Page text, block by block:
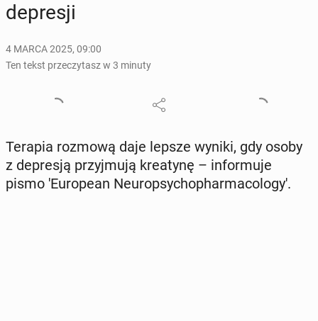
de­pre­sji
4 MARCA 2025, 09:00
Ten tekst przeczytasz w 3 minuty
Terapia rozmową daje lepsze wyniki, gdy osoby
z de­pre­sją przyj­mu­ją kre­aty­nę – in­for­mu­je
pismo 'Eu­ro­pe­an Neu­rop­sy­cho­phar­ma­co­lo­gy'.